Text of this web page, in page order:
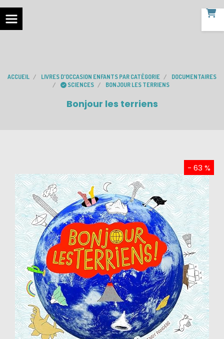
ACCUEIL LIVRES D'OCCASION ENFANTS PAR CATÉGORIE
DOCUMENTAIRES
SCIENCES
BONJOUR LES TERRIENS
Bonjour les terriens
- 63 %